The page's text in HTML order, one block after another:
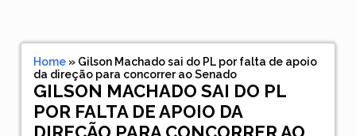
Home» Gilson Machado sai do PL por falta de apoio
da direção para concorrer ao Senado
GILSON MACHADO SAI DO PL
POR FALTA DE APOIO DA